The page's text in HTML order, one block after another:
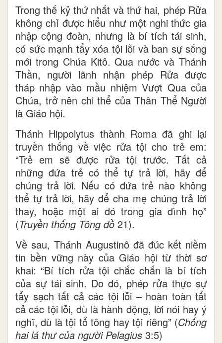
Trong thế kỷ thứ nhất và thứ hai, phép Rửa
không chỉ được hiểu như một nghi thức gia
nhập cộng đoàn, nhưng là bí tích tái sinh,
có sức mạnh tẩy xóa tội lỗi và ban sự sống
mới trong Chúa Kitô. Qua nước và Thánh
Thần, người lãnh nhận phép Rửa được
tháp nhập vào mầu nhiệm Vượt Qua của
Chúa, trở nên chi thể của Thân Thể Người
là Giáo hội.
Thánh Hippolytus thành Roma đã ghi lại
truyền thống về việc rửa tội cho trẻ em:
“Trẻ em sẽ được rửa tội trước. Tất cả
những đứa trẻ có thể tự trả lời, hãy để
chúng trả lời. Nếu có đứa trẻ nào không
thể tự trả lời, hãy để cha mẹ chúng trả lời
thay, hoặc một ai đó trong gia đình họ”
(Truyền thống Tông đồ 21).
Về sau, Thánh Augustinô đã đúc kết niềm
tin bền vững này của Giáo hội từ thời sơ
khai: “Bí tích rửa tội chắc chắn là bí tích
của sự tái sinh. Do đó, phép rửa thực sự
tẩy sạch tất cả các tội lỗi – hoàn toàn tất
cả các tội lỗi, dù là hành động, lời nói hay ý
nghĩ, dù là tội tổ tông hay tội riêng” (Chống
hai lá thư của người Pelagius 3:5)